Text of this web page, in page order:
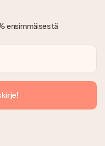
ensimmäisestä